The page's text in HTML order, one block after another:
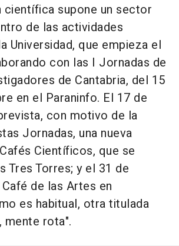
científica supone un sector
de las actividades
Universidad, que empieza el
con las I Jornadas de
de Cantabria, del 15
en el Paraninfo. El 17 de
con motivo de la
Jornadas, una nueva
Científicos, que se
Tres Torres; y el 31 de
de las Artes en
es habitual, otra titulada
rota".